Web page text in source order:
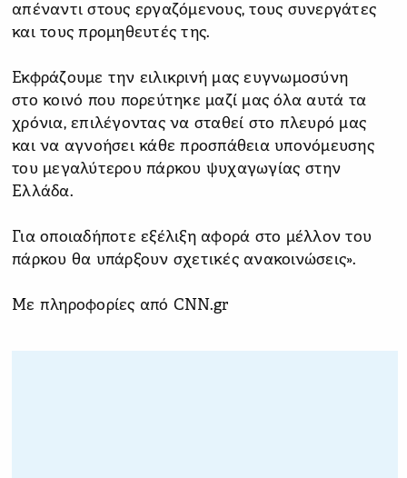
απέναντι στους εργαζόμενους, τους συνεργάτες
και τους προμηθευτές της.
Εκφράζουμε την ειλικρινή μας ευγνωμοσύνη
στο κοινό που πορεύτηκε μαζί μας όλα αυτά τα
χρόνια, επιλέγοντας να σταθεί στο πλευρό μας
και να αγνοήσει κάθε προσπάθεια υπονόμευσης
του μεγαλύτερου πάρκου ψυχαγωγίας στην
Ελλάδα.
Για οποιαδήποτε εξέλιξη αφορά στο μέλλον του
πάρκου θα υπάρξουν σχετικές ανακοινώσεις».
Με πληροφορίες από CNN.gr